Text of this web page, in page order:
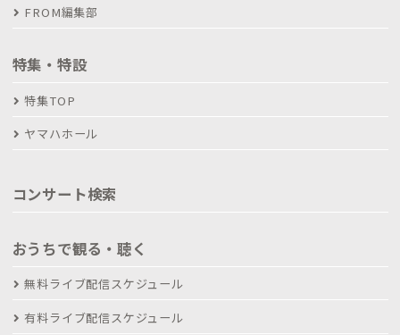
FROM編集部
特集・特設
特集TOP
ヤマハホール
コンサート検索
おうちで観る・聴く
無料ライブ配信スケジュール
有料ライブ配信スケジュール